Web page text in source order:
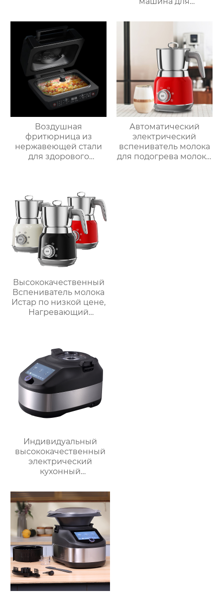
Интеллектуальный
Робот для
приготовления пищи
для дома
Воздушная
фритюрница из
нержавеющей стали
для здорового
электрическая
воздушная
фритюрница Тостер
духовка воздушная
фритюрница
Автоматический
электрический
вспениватель молока
для подогрева молока,
Высококачественный
Вспениватель молока
Истар по низкой цене,
Нагревающий
Индивидуальный
высококачественный
электрический
кухонный
робот для
приготовления пищи,
кухонный комбайн,
блендер, тепловизор